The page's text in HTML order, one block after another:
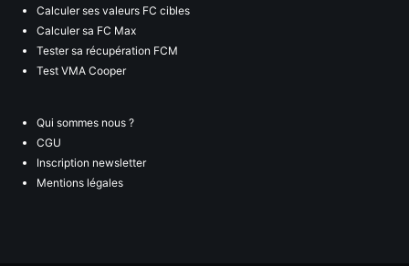
Calculer ses valeurs FC cibles
Calculer sa FC Max
Tester sa récupération FCM
Test VMA Cooper
Qui sommes nous ?
CGU
Inscription newsletter
Mentions légales